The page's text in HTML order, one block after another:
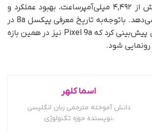
ظرفیت باتری به بیش از ۴,۴۹۲ میلی‌آمپر‌ساعت، بهبود عملکرد و
دوام باتری را نوید می‌دهد. با‌توجه‌به تاریخ معرفی پیکسل 8a در
۷ می ۲۰۲۴، می‌توان پیش‌بینی کرد که Pixel 9a نیز در همین بازه
اسما کلهر
دانش آموخته مترجمی زبان انگلیسی
،نویسنده حوزه تکنولوژی